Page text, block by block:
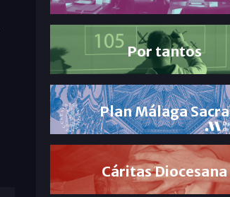
Por tantos
Plan Málaga Sacra
Cáritas Diocesana